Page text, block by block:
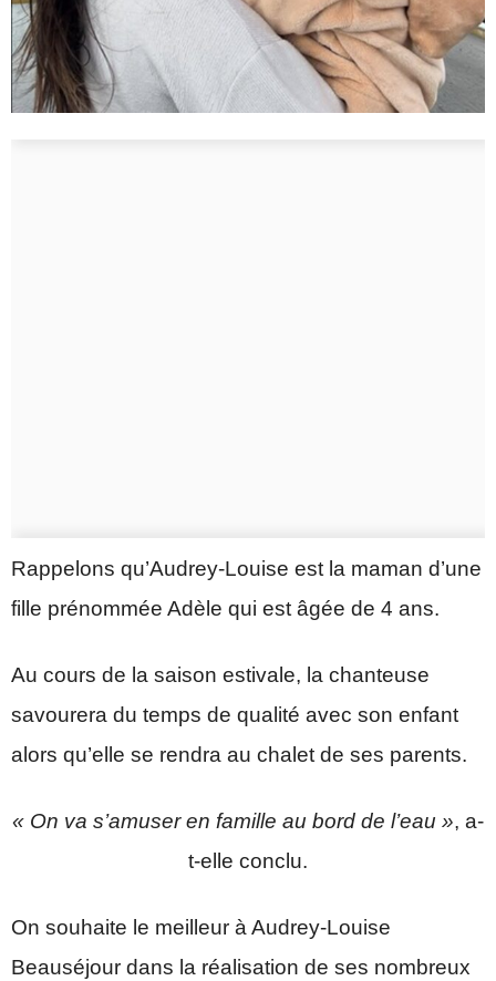
Rappelons qu’Audrey-Louise est la maman d’une
fille prénommée Adèle qui est âgée de 4 ans.
Au cours de la saison estivale, la chanteuse
savourera du temps de qualité avec son enfant
alors qu’elle se rendra au chalet de ses parents.
« On va s’amuser en famille au bord de l’eau », a-
t-elle conclu.
On souhaite le meilleur à Audrey-Louise
Beauséjour dans la réalisation de ses nombreux